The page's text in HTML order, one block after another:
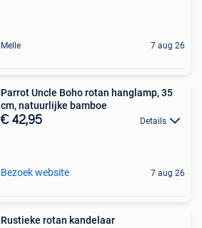
Melle 7 aug 26
Parrot Uncle Boho rotan hanglamp, 35
cm, natuurlijke bamboe
€ 42,95 Details
Bezoek website 7 aug 26
Rustieke rotan kandelaar